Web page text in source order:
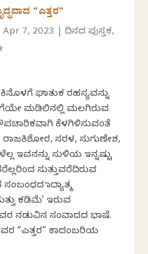
“ಎತ್ತರ”
Apr 7, 2023 |ದಿನದ ಪುಸ್ತಕ,
ಘಾತುಕ ರಹಸ್ಯವನ್ನು
ಮಡಿಲಿನಲ್ಲಿ ಮಲಗಿರುವ
ಕೆಳಗಿಳಿಸುವಂತೆ
ರಾಜಕಿಶೋರ, ಸರಳ, ಸುಗುಣೇಶ,
ಇವನನ್ನು ಸುಳಿಯ ಇನ್ನಷ್ಟು
ಸುತ್ತುವರೆದಿರುವ
ತಾದ್ಯಾತ್ಮ
ಕಡಿಮೆ’ ಇರುವ
ನಡುವಿನ ಸಂವಾದದ ಭಾಷೆ.
“ಎತ್ತರ” ಕಾದಂಬರಿಯ